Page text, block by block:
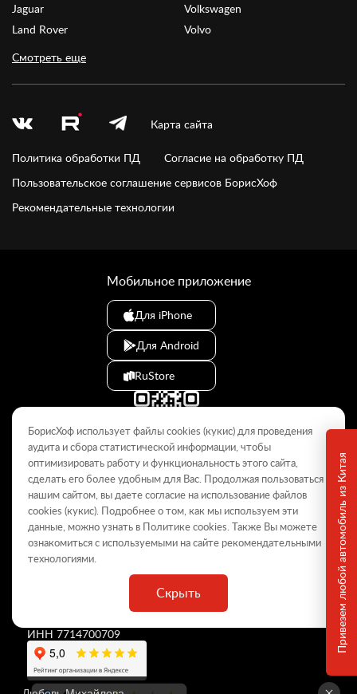
Привезем любой автомобиль из Китая
Jaguar
Land Rover
Volkswagen
Volvo
Смотреть еще
Карта сайта
Политика обработки ПД
Согласие на обработку ПД
Пользовательское соглашение сервисов БорисХоф
Рекомендательные технологии
© 2009–2026
Данный интернет-сайт носит информационный характер и не
является публичной офертой, определяемой положениями Статьи
437 ГК РФ. Для получения подробной информации обращайтесь в
дилерские центры.
БорисХоф Холдинг»
ИНН 7714700709
Мобильное приложение
Для iPhone
Для Android
RuStore
БорисХоф использует файлы cookies (кукиc) для проведения
аудита и сбора статистической информации, чтобы
оптимизировать работу и функциональность этого сайта,
сделать его более удобным для Вас. Продолжая пользоваться
нашим сайтом, вы даете согласие на использование файлов
cookies (кукиc). Подробнее о том, как мы используем эти
данные, можно узнать в Политикеcookies. Также Вы можете
ознакомиться с используемыми на сайте рекомендательными
технологиями.
Скрыть